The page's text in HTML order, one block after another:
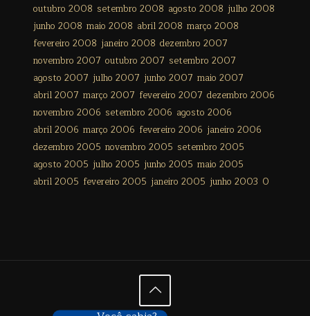
outubro 2008 setembro 2008 agosto 2008 julho 2008
junho 2008 maio 2008 abril 2008 março 2008
fevereiro 2008 janeiro 2008 dezembro 2007
novembro 2007 outubro 2007 setembro 2007
agosto 2007 julho 2007 junho 2007 maio 2007
abril 2007 março 2007 fevereiro 2007 dezembro 2006
novembro 2006 setembro 2006 agosto 2006
abril 2006 março 2006 fevereiro 2006 janeiro 2006
dezembro 2005 novembro 2005 setembro 2005
agosto 2005 julho 2005 junho 2005 maio 2005
abril 2005 fevereiro 2005 janeiro 2005 junho 2003 0